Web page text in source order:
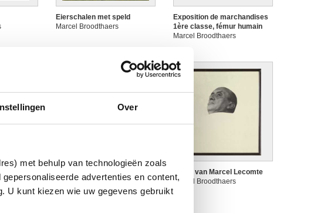
Over
met behulp van technologieën zoals
advertenties en content,
U kunt kiezen wie uw gegevens gebruikt
Eierschalen met speld
Marcel Broodthaers
Exposition de marchandises
1ère classe, fémur humain
Marcel Broodthaers
Het oog
Marcel Broodthaers
Hoofd van Marcel Lecomte
Marcel Broodthaers